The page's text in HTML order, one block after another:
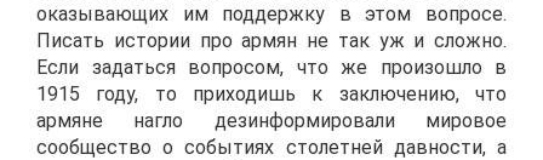
оказывающих им поддержку в этом вопросе.
Писать истории про армян не так уж и сложно.
Если задаться вопросом, что же произошло в
1915 году, то приходишь к заключению, что
армяне нагло дезинформировали мировое
сообщество о событиях столетней давности, а